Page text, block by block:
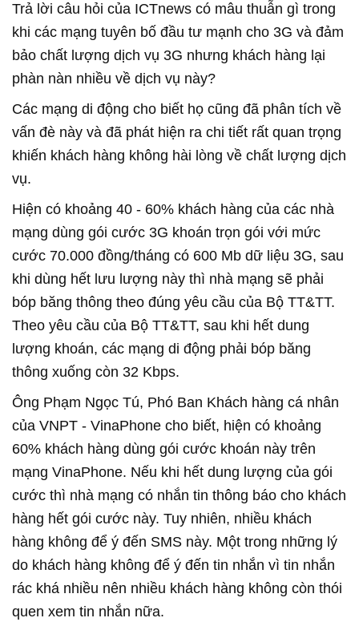
Trả lời câu hỏi của ICTnews có mâu thuẫn gì trong
khi các mạng tuyên bố đầu tư mạnh cho 3G và đảm
bảo chất lượng dịch vụ 3G nhưng khách hàng lại
phàn nàn nhiều về dịch vụ này?
Các mạng di động cho biết họ cũng đã phân tích về
vấn đè này và đã phát hiện ra chi tiết rất quan trọng
khiến khách hàng không hài lòng về chất lượng dịch
vụ.
Hiện có khoảng 40 - 60% khách hàng của các nhà
mạng dùng gói cước 3G khoán trọn gói với mức
cước 70.000 đồng/tháng có 600 Mb dữ liệu 3G, sau
khi dùng hết lưu lượng này thì nhà mạng sẽ phải
bóp băng thông theo đúng yêu cầu của Bộ TT&TT.
Theo yêu cầu của Bộ TT&TT, sau khi hết dung
lượng khoán, các mạng di động phải bóp băng
thông xuống còn 32 Kbps.
Ông Phạm Ngọc Tú, Phó Ban Khách hàng cá nhân
của VNPT - VinaPhone cho biết, hiện có khoảng
60% khách hàng dùng gói cước khoán này trên
mạng VinaPhone. Nếu khi hết dung lượng của gói
cước thì nhà mạng có nhắn tin thông báo cho khách
hàng hết gói cước này. Tuy nhiên, nhiều khách
hàng không để ý đến SMS này. Một trong những lý
do khách hàng không để ý đến tin nhắn vì tin nhắn
rác khá nhiều nên nhiều khách hàng không còn thói
quen xem tin nhắn nữa.